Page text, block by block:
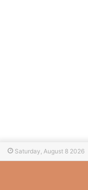
Saturday, August 8 2026